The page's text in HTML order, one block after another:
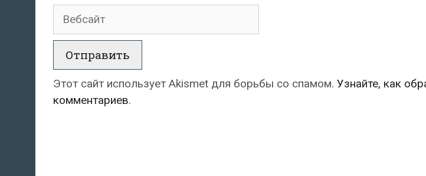
Вебсайт
Этот сайт использует Akismet для борьбы со спамом. Узнайте, как
комментариев.